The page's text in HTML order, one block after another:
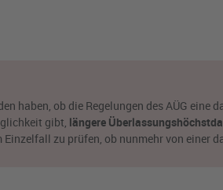
haben, ob die Regelungen des AÜG eine
gibt, längere
zu prüfen, ob nunmehr von einer